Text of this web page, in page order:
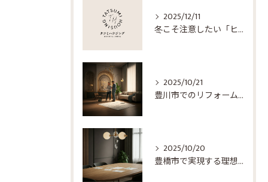
2025/12/11
冬こそ注意したい「ヒートショック」─家づくりで守る、家族の健康―
2025/10/21
豊川市でのリフォーム成功ガイド：住まいを新たにするためのステップ
2025/10/20
豊橋市で実現する理想のリフォーム：成功の秘訣